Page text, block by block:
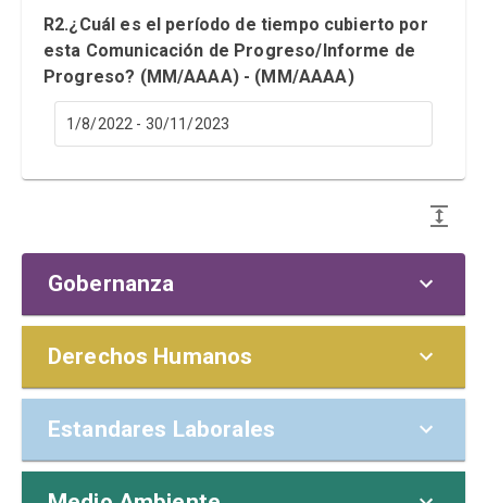
R2.¿Cuál es el período de tiempo cubierto por
esta Comunicación de Progreso/Informe de
Progreso? (MM/AAAA) - (MM/AAAA)
1/8/2022 - 30/11/2023
Gobernanza
POLÍTICAS Y
G1. El consejo/máximo órgano de
gobierno o el máximo ejecutivo de la
empresa:
PREVENCIÓN
Derechos Humanos
MATERIALIDAD (TEMAS
Estandares Laborales